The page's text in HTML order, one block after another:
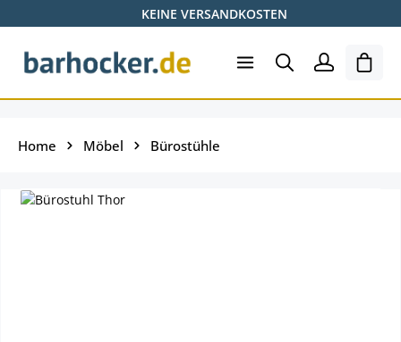
Zum Hauptinhalt springenKEINE VERSANDKOSTEN
Home Möbel Bürostühle